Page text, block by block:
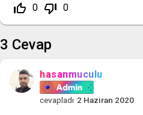
thumb_up_off_alt 0 thumb_down_off_alt 0
3 Cevap
hasanmuculu
cevapladı 2 Haziran 2020